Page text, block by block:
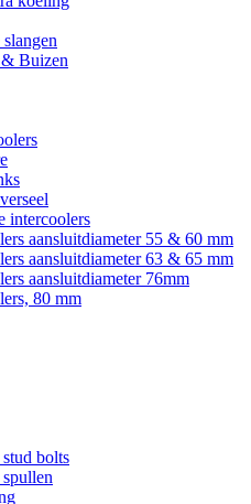
Buizen
intercoolers
aansluitdiameter 55 & 60 mm
aansluitdiameter 63 & 65 mm
aansluitdiameter 76mm
80 mm
bolts